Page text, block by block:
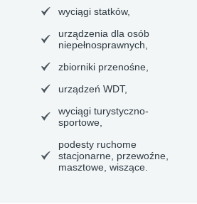
wyciągi statków,
urządzenia dla osób
niepełnosprawnych,
zbiorniki przenośne,
urządzeń WDT,
wyciągi turystyczno-
sportowe,
podesty ruchome
stacjonarne, przewoźne,
masztowe, wiszące.